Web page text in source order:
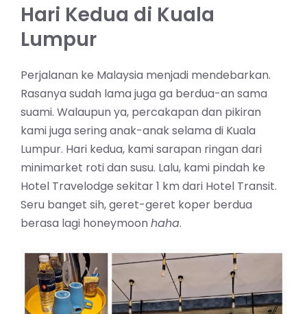
Hari Kedua di Kuala
Lumpur
Perjalanan ke Malaysia menjadi mendebarkan.
Rasanya sudah lama juga ga berdua-an sama
suami. Walaupun ya, percakapan dan pikiran
kami juga sering anak-anak selama di Kuala
Lumpur. Hari kedua, kami sarapan ringan dari
minimarket roti dan susu. Lalu, kami pindah ke
Hotel Travelodge sekitar 1 km dari Hotel Transit.
Seru banget sih, geret-geret koper berdua
berasa lagi honeymoon haha.